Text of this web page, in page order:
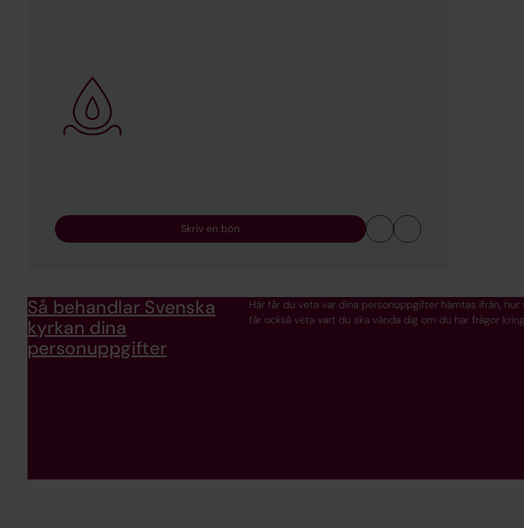
Skriv en bön
Så behandlar Svenska
kyrkan dina
personuppgifter
Här får du veta var dina personuppgifter hämtas ifrån,
får också veta vart du ska vända dig om du har frågor